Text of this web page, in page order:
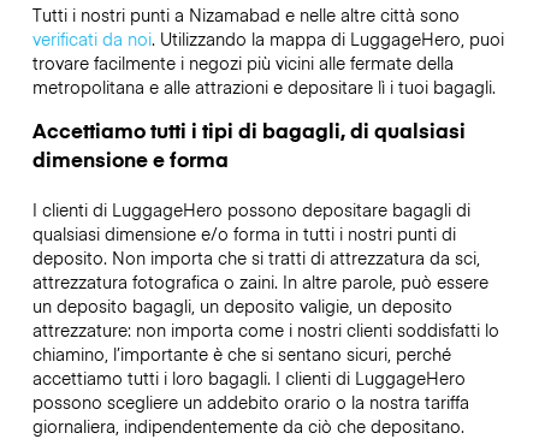
Tutti i nostri punti a Nizamabad e nelle altre città sono
verificati da noi. Utilizzando la mappa di LuggageHero, puoi
trovare facilmente i negozi più vicini alle fermate della
metropolitana e alle attrazioni e depositare lì i tuoi bagagli.
Accettiamo tutti i tipi di bagagli, di qualsiasi
dimensione e forma
I clienti di LuggageHero possono depositare bagagli di
qualsiasi dimensione e/o forma in tutti i nostri punti di
deposito. Non importa che si tratti di attrezzatura da sci,
attrezzatura fotografica o zaini. In altre parole, può essere
un deposito bagagli, un deposito valigie, un deposito
attrezzature: non importa come i nostri clienti soddisfatti lo
chiamino, l’importante è che si sentano sicuri, perché
accettiamo tutti i loro bagagli. I clienti di LuggageHero
possono scegliere un addebito orario o la nostra tariffa
giornaliera, indipendentemente da ciò che depositano.